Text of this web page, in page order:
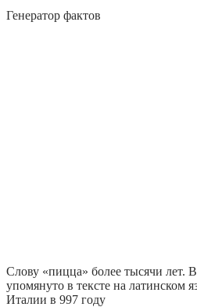
Генератор фактов
Слову «пицца» более тысячи лет.
упомянуто в тексте на латинском
Италии в 997 году